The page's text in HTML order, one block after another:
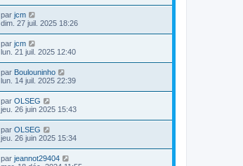
par jcm
dim. 27 juil. 2025 18:26
par jcm
lun. 21 juil. 2025 12:40
par Boulouninho
lun. 14 juil. 2025 22:39
par OLSEG
jeu. 26 juin 2025 15:43
par OLSEG
jeu. 26 juin 2025 15:34
par jeannot29404